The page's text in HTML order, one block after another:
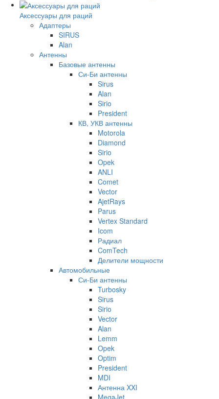
Аксессуары для раций
Адаптеры
SIRUS
Alan
Антенны
Базовые антенны
Си-Би антенны
Sirus
Alan
Sirio
President
КВ, УКВ антенны
Motorola
Diamond
Sirio
Opek
ANLI
Comet
Vector
AjetRays
Parus
Vertex Standard
Icom
Радиал
ComTech
Делители мощности
Автомобильные
Си-Би антенны
Turbosky
Sirus
Sirio
Vector
Alan
Lemm
Opek
Optim
President
MDI
Антенна XXI
MegaJet